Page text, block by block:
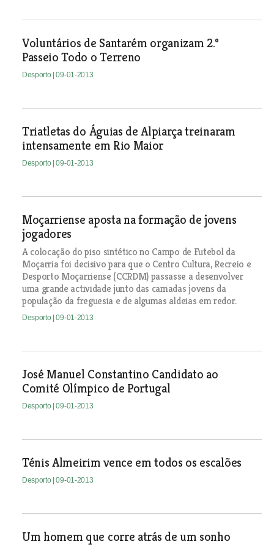
Voluntários de Santarém organizam 2.º
Passeio Todo o Terreno
Desporto | 09-01-2013
Triatletas do Águias de Alpiarça treinaram
intensamente em Rio Maior
Desporto | 09-01-2013
Moçarriense aposta na formação de jovens
jogadores
A colocação do piso sintético no Campo de Futebol da
Moçarria foi decisivo para que o Centro Cultura, Recreio e
Desporto Moçarriense (CCRDM) passasse a desenvolver
uma grande actividade junto das camadas jovens da
população da freguesia e de algumas aldeias em redor.
Desporto | 09-01-2013
José Manuel Constantino Candidato ao
Comité Olímpico de Portugal
Desporto | 09-01-2013
Ténis Almeirim vence em todos os escalões
Desporto | 09-01-2013
Um homem que corre atrás de um sonho